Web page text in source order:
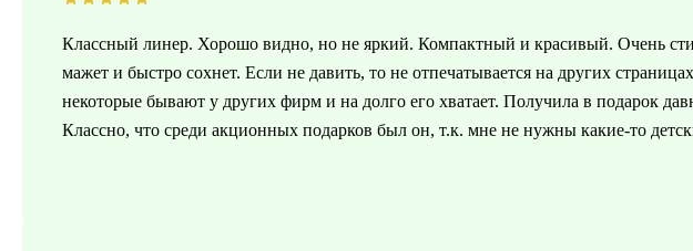
Классный линер. Хорошо видно, но не яркий. Компактный и красивый. Очень
мажет и быстро сохнет. Если не давить, то не отпечатывается на других
некоторые бывают у других фирм и на долго его хватает. Получила в подарок
Классно, что среди акционных подарков был он, т.к. мне не нужны какие-то